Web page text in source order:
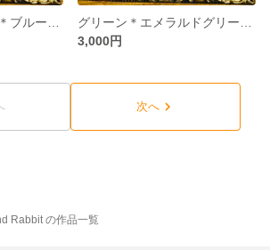
3,000円
次へ
Rabbit の作品一覧